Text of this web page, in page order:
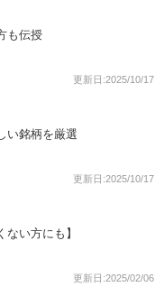
も伝授
更新日:2025/10/17
い銘柄を厳選
更新日:2025/10/17
い方にも】
更新日:2025/02/06